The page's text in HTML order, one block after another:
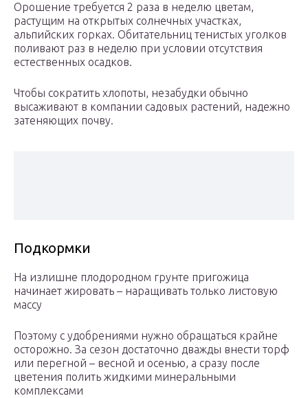
Орошение требуется 2 раза в неделю цветам,
растущим на открытых солнечных участках,
альпийских горках. Обитательниц тенистых уголков
поливают раз в неделю при условии отсутствия
естественных осадков.
Чтобы сократить хлопоты, незабудки обычно
высаживают в компании садовых растений, надежно
затеняющих почву.
Подкормки
На излишне плодородном грунте пригожица
начинает жировать – наращивать только листовую
массу
Поэтому с удобрениями нужно обращаться крайне
осторожно. За сезон достаточно дважды внести торф
или перегной – весной и осенью, а сразу после
цветения полить жидкими минеральными
комплексами